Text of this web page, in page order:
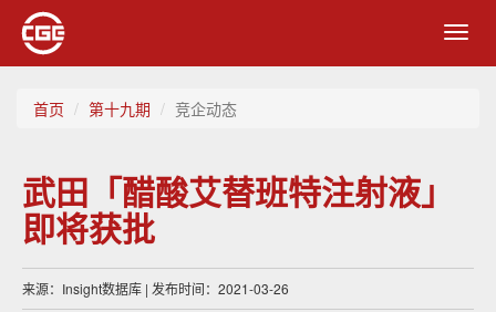
首页 第十九期 竞企动态
武田「醋酸艾替班特注射液」
即将获批
来源：Insight数据库 | 发布时间：2021-03-26